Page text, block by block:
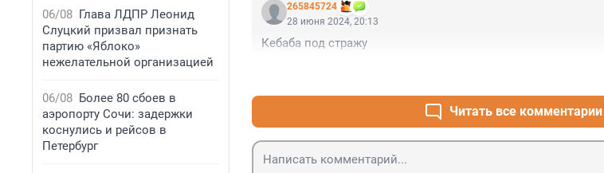
06/08 Глава ЛДПР Леонид
Слуцкий призвал признать
партию «Яблоко»
нежелательной организацией
06/08 Более 80 сбоев в
аэропорту Сочи: задержки
коснулись и рейсов в
Петербург
265845724
28 июня 2024, 20:13
Кебаба под стражу
Читать все комментарии